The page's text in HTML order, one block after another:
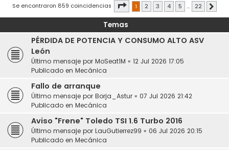
Se encontraron 859 coincidencias Página de 22
1 2 3 4 5 … 22
Temas
PÉRDIDA DE POTENCIA Y CONSUMO ALTO ASV
León
Último mensaje por MoSeat1M « 12 Jul 2026 17:05
Publicado en Mecánica
Fallo de arranque
Último mensaje por Borja_Astur « 07 Jul 2026 21:42
Publicado en Mecánica
Aviso "Frene" Toledo TSI 1.6 Turbo 2016
Último mensaje por LauGutierrez99 « 06 Jul 2026 20:15
Publicado en Mecánica